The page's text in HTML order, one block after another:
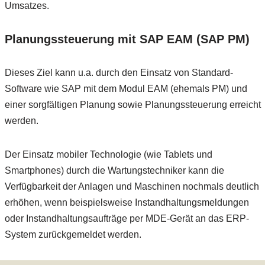
Umsatzes.
Planungssteuerung mit SAP EAM (SAP PM)
Dieses Ziel kann u.a. durch den Einsatz von Standard-
Software wie SAP mit dem Modul EAM (ehemals PM) und
einer sorgfältigen Planung sowie Planungssteuerung erreicht
werden.
Der Einsatz mobiler Technologie (wie Tablets und
Smartphones) durch die Wartungstechniker kann die
Verfügbarkeit der Anlagen und Maschinen nochmals deutlich
erhöhen, wenn beispielsweise Instandhaltungsmeldungen
oder Instandhaltungsaufträge per MDE-Gerät an das ERP-
System zurückgemeldet werden.